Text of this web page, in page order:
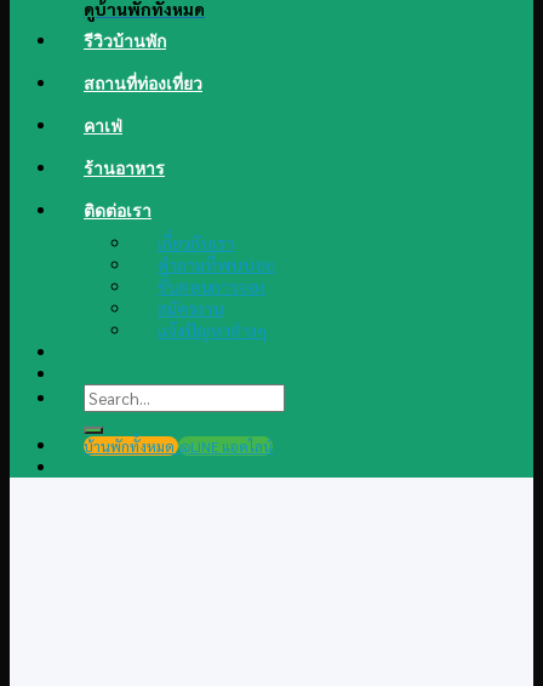
ดูบ้านพักทั้งหมด
รีวิวบ้านพัก
สถานที่ท่องเที่ยว
คาเฟ่
ร้านอาหาร
ติดต่อเรา
เกี่ยวกับเรา
คำถามที่พบบ่อย
ขั้นตอนการจอง
สมัครงาน
แจ้งปัญหาต่างๆ
Search
for:
บ้านพักทั้งหมด @LINE แอดไลน์